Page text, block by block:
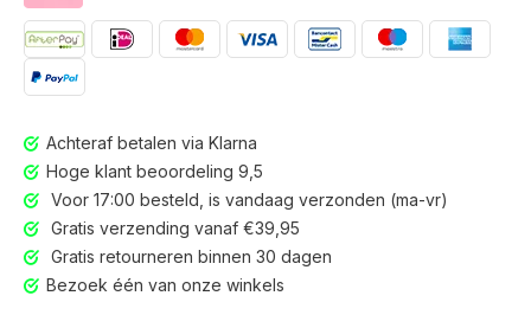
Voor 17:00 besteld, is vandaag verzonden (ma-vr)
Achteraf betalen via Klarna
Hoge klant beoordeling 9,5
Voor 17:00 besteld, is vandaag verzonden (ma-vr)
Gratis verzending vanaf €39,95
Gratis retourneren binnen 30 dagen
Bezoek één van onze winkels